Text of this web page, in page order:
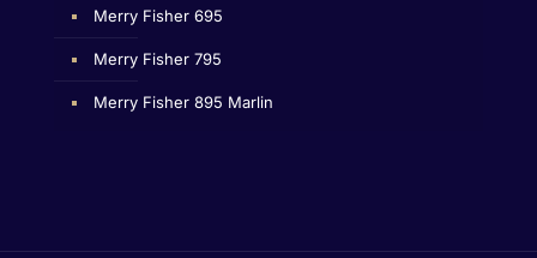
Merry Fisher 695
Merry Fisher 795
Merry Fisher 895 Marlin